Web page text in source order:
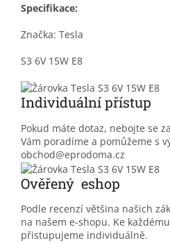
Specifikace:
Značka: Tesla
S3 6V 15W E8
Individuální přístup
Pokud máte dotaz, nebojte se
Vám poradíme a pomůžeme s
obchod@eprodoma.cz
Ověřený eshop
Podle recenzí většina našich
na našem e-shopu. Ke
přistupujeme individuálně.